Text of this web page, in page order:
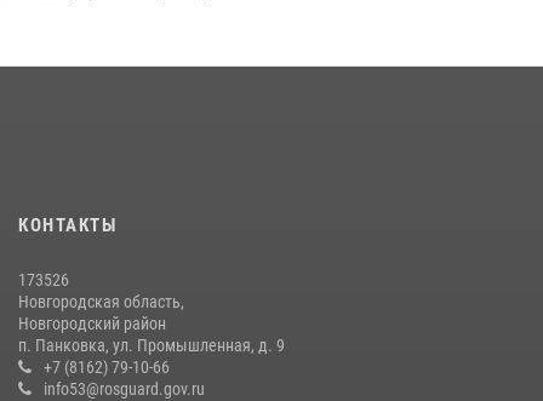
медицине
подвел итоги служебной деятельности сотрудников
вневедомственной охраны за первое полугодие 2026 года
22 июля 2026, 12:33 6
КОНТАКТЫ
173526
Новгородская область,
Новгородский район
п. Панковка, ул. Промышленная, д. 9
+7 (8162) 79-10-66
info53@rosguard.gov.ru